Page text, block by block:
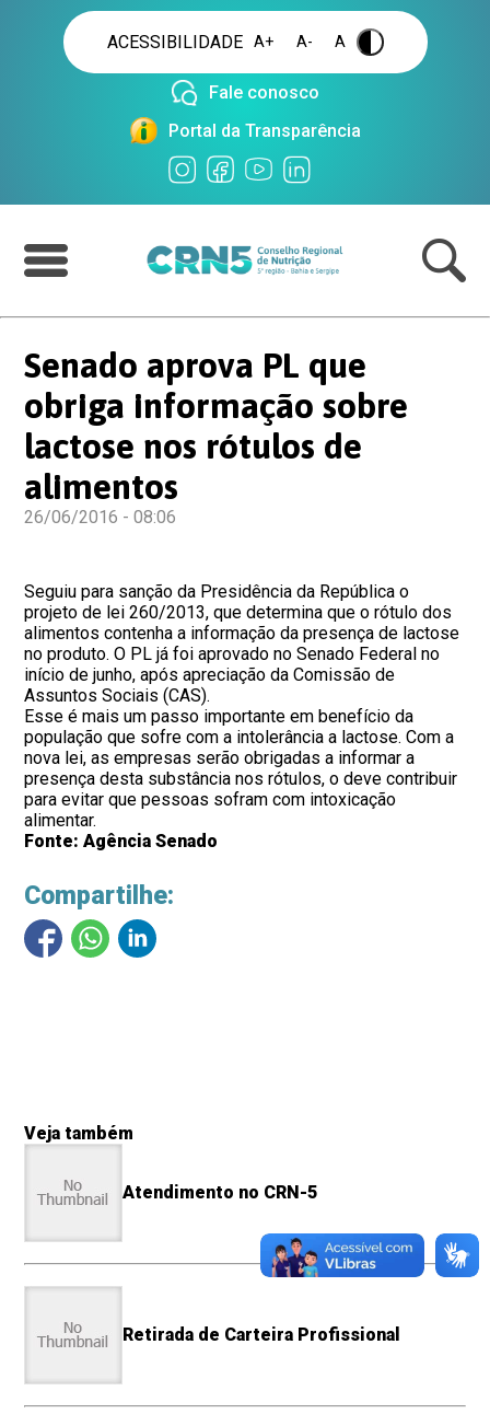
ACESSIBILIDADE A+ A- A .
Fale conosco
Portal da Transparência
Senado aprova PL que
obriga informação sobre
lactose nos rótulos de
alimentos
26/06/2016 - 08:06
Seguiu para sanção da Presidência da República o
projeto de lei 260/2013, que determina que o rótulo dos
alimentos contenha a informação da presença de lactose
no produto. O PL já foi aprovado no Senado Federal no
início de junho, após apreciação da Comissão de
Assuntos Sociais (CAS).
Esse é mais um passo importante em benefício da
população que sofre com a intolerância a lactose. Com a
nova lei, as empresas serão obrigadas a informar a
presença desta substância nos rótulos, o deve contribuir
para evitar que pessoas sofram com intoxicação
alimentar.
Fonte: Agência Senado
Compartilhe:
Veja também
Atendimento no CRN-5
Retirada de Carteira Profissional